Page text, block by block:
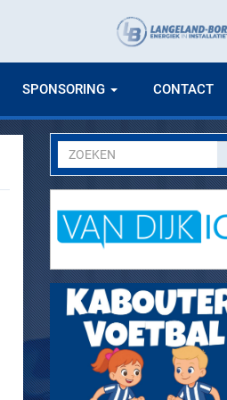
SPONSORING CONTACT